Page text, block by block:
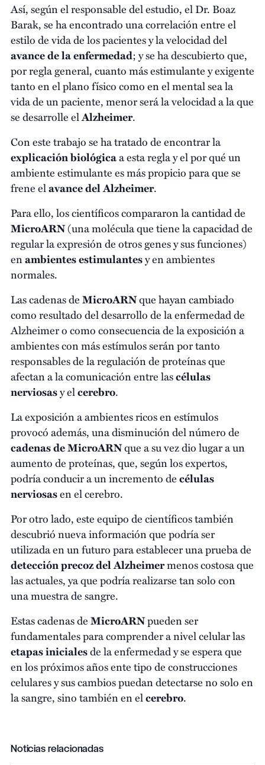
Así, según el responsable del estudio, el Dr. Boaz
Barak, se ha encontrado una correlación entre el
estilo de vida de los pacientes y la velocidad del
avance de la enfermedad; y se ha descubierto que,
por regla general, cuanto más estimulante y exigente
tanto en el plano físico como en el mental sea la
vida de un paciente, menor será la velocidad a la que
se desarrolle elAlzheimer.
Con este trabajo se ha tratado de encontrar la
explicación biológicaa esta regla y el por qué un
ambiente estimulante es más propicio para que se
frene elavance del Alzheimer.
Para ello, los científicos compararon la cantidad de
MicroARN(una molécula que tiene la capacidad de
regular la expresión de otros genes y sus funciones)
enambientes estimulantesy en ambientes
normales.
Las cadenas deMicroARNque hayan cambiado
como resultado del desarrollo de la enfermedad de
Alzheimer o como consecuencia de la exposición a
ambientes con más estímulos serán por tanto
responsables de la regulación de proteínas que
afectan a la comunicación entre lascélulas
nerviosasy elcerebro.
La exposición a ambientes ricos en estímulos
provocó además, una disminución del número de
cadenas de MicroARNque a su vez dio lugar a un
aumento de proteínas, que, según los expertos,
podría conducir a un incremento decélulas
nerviosasen el cerebro.
Por otro lado, este equipo de científicos también
descubrió nueva información que podría ser
utilizada en un futuro para establecer una prueba de
detección precoz del Alzheimermenos costosa que
las actuales, ya que podría realizarse tan solo con
una muestra de sangre.
Estas cadenas deMicroARNpueden ser
fundamentales para comprender a nivel celular las
etapas inicialesde la enfermedad y se espera que
en los próximos años ente tipo de construcciones
celulares y sus cambios puedan detectarse no solo en
la sangre, sino también en elcerebro.
Noticias relacionadas